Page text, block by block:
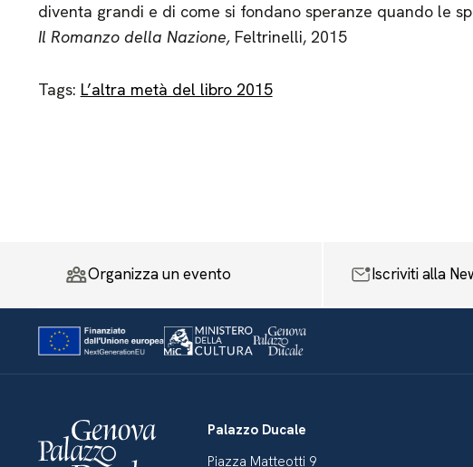
diventa grandi e di come si fondano speranze quando le
Il Romanzo della Nazione, Feltrinelli, 2015
Tags: L’altra metà del libro 2015
Organizza un evento Iscriviti alla
Palazzo Ducale
Piazza Matteotti 9